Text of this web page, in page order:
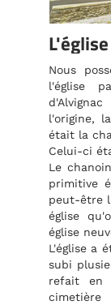
L'église
Nous
l'église
l'origine,
était la
Celui-ci
Le
primitive
peut-être
église
église
L'église a
subi
refait en